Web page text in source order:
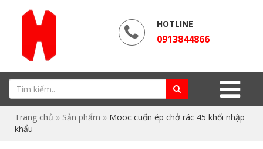
HOTLINE
0913844866
Trang chủ » Sản phẩm » Mooc cuốn ép chở rác 45 khối nhập
khẩu